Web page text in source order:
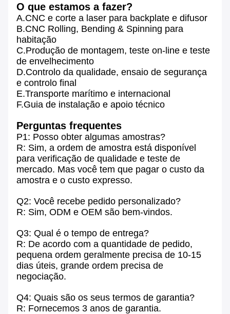
O que estamos a fazer?
A.CNC e corte a laser para backplate e difusor
B.CNC Rolling, Bending & Spinning para
habitação
C.Produção de montagem, teste on-line e teste
de envelhecimento
D.Controlo da qualidade, ensaio de segurança
e controlo final
E.Transporte marítimo e internacional
F.Guia de instalação e apoio técnico
Perguntas frequentes
P1: Posso obter algumas amostras?
R: Sim, a ordem de amostra está disponível
para verificação de qualidade e teste de
mercado. Mas você tem que pagar o custo da
amostra e o custo expresso.
Q2: Você recebe pedido personalizado?
R: Sim, ODM e OEM são bem-vindos.
Q3: Qual é o tempo de entrega?
R: De acordo com a quantidade de pedido,
pequena ordem geralmente precisa de 10-15
dias úteis, grande ordem precisa de
negociação.
Q4: Quais são os seus termos de garantia?
R: Fornecemos 3 anos de garantia.